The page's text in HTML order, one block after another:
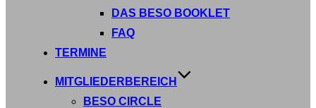
DAS BESO BOOKLET
FAQ
TERMINE
MITGLIEDERBEREICH
BESO CIRCLE